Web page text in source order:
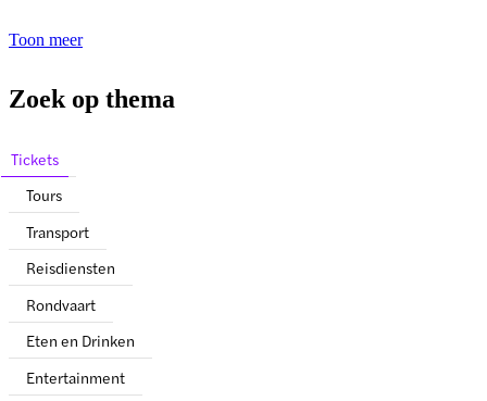
Toon meer
Zoek op thema
Tickets
Tours
Transport
Reisdiensten
Rondvaart
Eten en Drinken
Entertainment